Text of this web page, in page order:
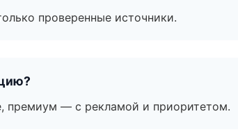
проверенные источники.
премиум — с рекламой и приоритетом.